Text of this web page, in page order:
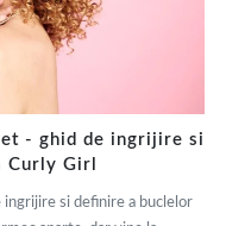
- ghid de ingrijire si
Curly Girl
si definire a buclelor